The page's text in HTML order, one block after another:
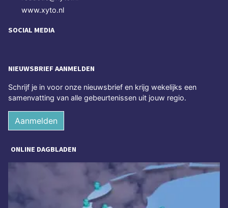
www.xyto.nl
SOCIAL MEDIA
NIEUWSBRIEF AANMELDEN
Schrijf je in voor onze nieuwsbrief en krijg wekelijks een
samenvatting van alle gebeurtenissen uit jouw regio.
Aanmelden
ONLINE DAGBLADEN